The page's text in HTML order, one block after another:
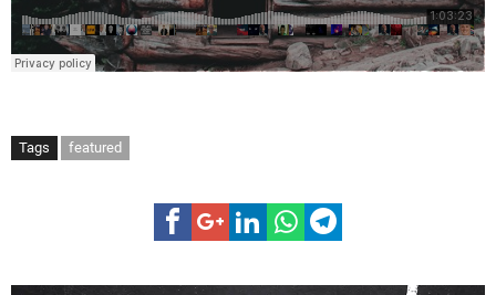
Tags featured